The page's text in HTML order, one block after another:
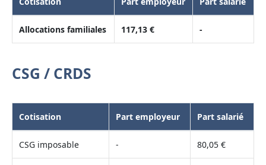
Allocations familiales 117,13 € -
CSG / CRDS
Cotisation Part employeur Part salarié
CSG imposable - 80,05 €